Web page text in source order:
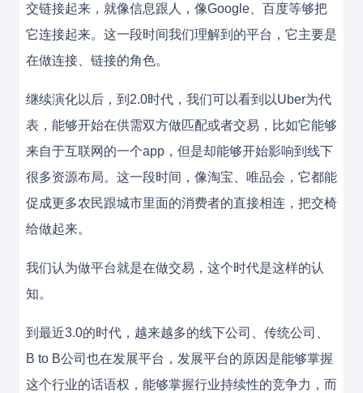
交链接起来，就像信息跟人，像Google、百度等够把
它连接起来。这一段时间我们理解到的平台，它主要是
在做连接、链接的角色。
继续演化以后，到2.0时代，我们可以看到以Uber为代
表，能够开始在供需双方做匹配或者交易，比如它能够
来自于互联网的一个app，但是却能够开始影响到线下
很多资源布局。这一段时间，像淘宝、唯品会，它都能
促成更多农民跟城市里面的消费者的直接相连，把交椅
给做起来。
我们认为做平台就是在做交易，这个时代是这样的认
知。
到最近3.0的时代，越来越多的线下公司、传统公司、
B to B公司也在发展平台，发展平台的原因是能够掌握
这个行业的话语权，能够掌握行业持续性的竞争力，而